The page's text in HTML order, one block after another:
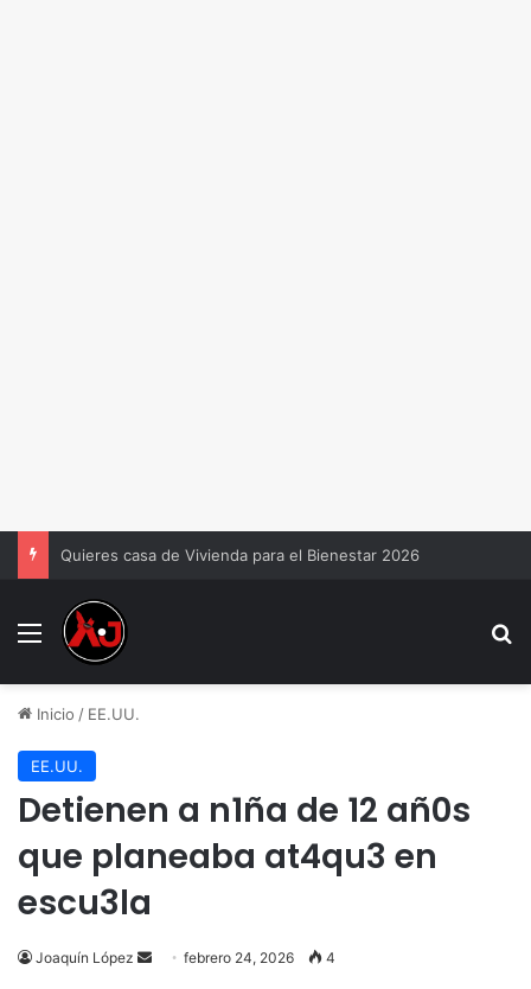
Quieres casa de Vivienda para el Bienestar 2026
Menu
Inicio / EE.UU.
EE.UU.
Detienen a n1ña de 12 añ0s
que planeaba at4qu3 en
escu3la
Joaquín López
Sendfebrero 24, 2026 4